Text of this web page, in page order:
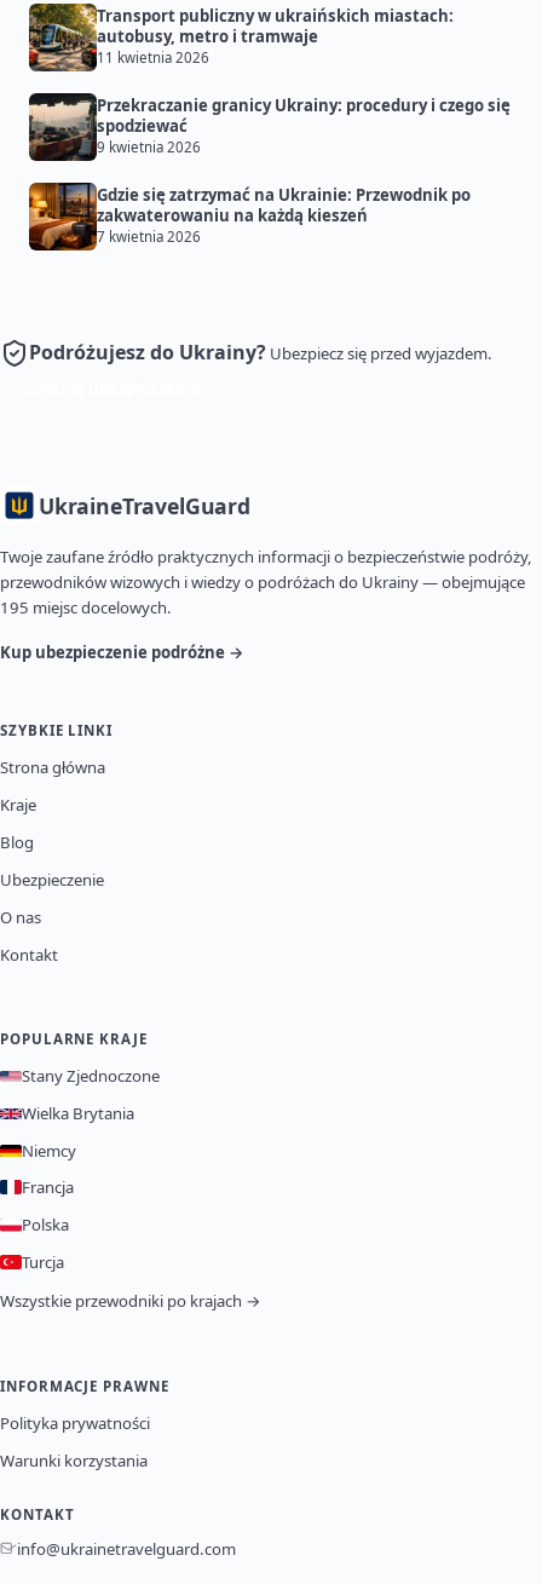
Transport publiczny w ukraińskich miastach:
autobusy, metro i tramwaje
11 kwietnia 2026
Przekraczanie granicy Ukrainy: procedury i czego się
spodziewać
9 kwietnia 2026
Gdzie się zatrzymać na Ukrainie: Przewodnik po
zakwaterowaniu na każdą kieszeń
7 kwietnia 2026
Podróżujesz do Ukrainy? Ubezpiecz się przed wyjazdem.
UkraineTravelGuard
Twoje zaufane źródło praktycznych informacji o bezpieczeństwie podróży,
przewodników wizowych i wiedzy o podróżach do Ukrainy — obejmujące
195 miejsc docelowych.
Kup ubezpieczenie podróżne →
SZYBKIE LINKI
Strona główna
Kraje
Blog
Ubezpieczenie
O nas
Kontakt
POPULARNE KRAJE
Stany Zjednoczone
Wielka Brytania
Niemcy
Francja
Polska
Turcja
Wszystkie przewodniki po krajach →
INFORMACJE PRAWNE
Polityka prywatności
Warunki korzystania
KONTAKT
info@ukrainetravelguard.com